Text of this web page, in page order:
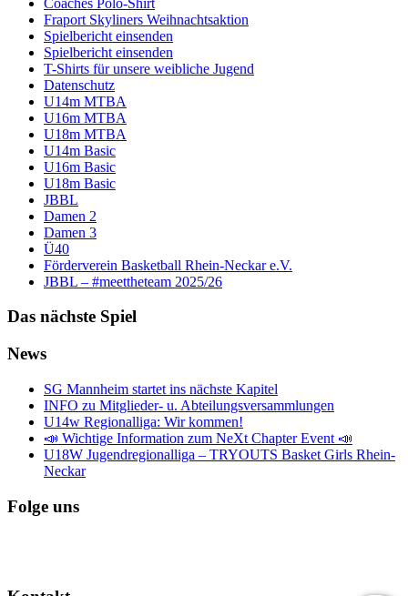
Fraport Skyliners Weihnachtsaktion
Spielbericht einsenden
Spielbericht einsenden
T-Shirts für unsere weibliche Jugend
Datenschutz
U14m MTBA
U16m MTBA
U18m MTBA
U14m Basic
U16m Basic
U18m Basic
JBBL
Damen 2
Damen 3
Ü40
Förderverein Basketball Rhein-Neckar e.V.
JBBL – #meettheteam 2025/26
Das nächste Spiel
News
SG Mannheim startet ins nächste Kapitel
INFO zu Mitglieder- u. Abteilungsversammlungen
U14w Regionalliga: Wir kommen!
📣 Wichtige Information zum NeXt Chapter Event 📣
U18W Jugendregionalliga – TRYOUTS Basket Girls Rhein-
Neckar
Folge uns